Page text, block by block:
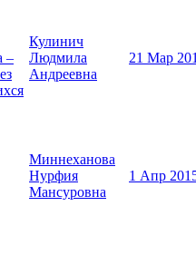
–
Кулинич
Людмила
Андреевна
21 Мар
Миннеханова
Нурфия
Мансуровна
1 Апр